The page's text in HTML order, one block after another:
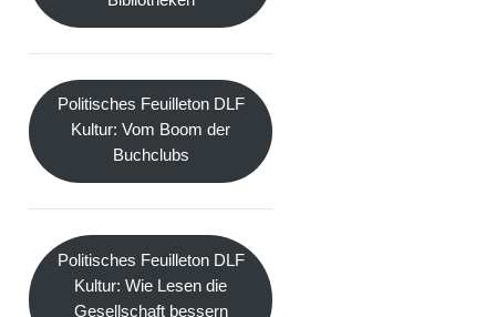
Politisches Feuilleton DLF
Kultur: Vom Boom der
Buchclubs
Politisches Feuilleton DLF
Kultur: Wie Lesen die
Gesellschaft bessern